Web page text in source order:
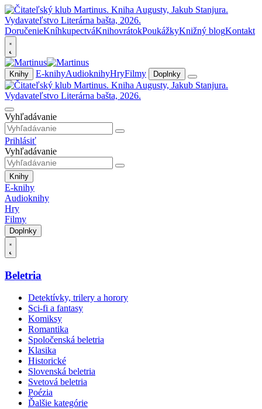
DoručenieKníhkupectváKnihovrátokPoukážkyKnižný blogKontakt
Knihy E-knihyAudioknihyHryFilmy Doplnky
Vyhľadávanie
Prihlásiť
Vyhľadávanie
Knihy
E-knihy
Audioknihy
Hry
Filmy
Doplnky
Beletria
Detektívky, trilery a horory
Sci-fi a fantasy
Komiksy
Romantika
Spoločenská beletria
Klasika
Historické
Slovenská beletria
Svetová beletria
Poézia
Ďalšie kategórie